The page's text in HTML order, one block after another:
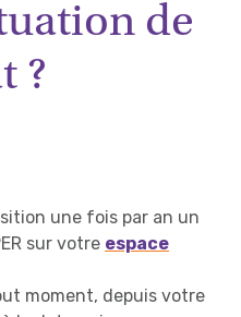
de
?
une fois par an un
sur votre espace
moment, depuis votre